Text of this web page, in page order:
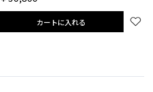
カートに入れる